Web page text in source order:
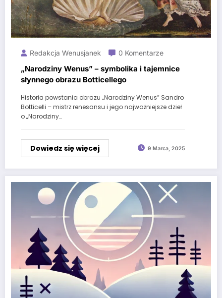
Redakcja Wenusjanek 0 Komentarze
„Narodziny Wenus” – symbolika i tajemnice
słynnego obrazu Botticellego
Historia powstania obrazu „Narodziny Wenus” Sandro
Botticelli – mistrz renesansu i jego najważniejsze dzieł
o „Narodziny…
Dowiedz się więcej 9 Marca, 2025